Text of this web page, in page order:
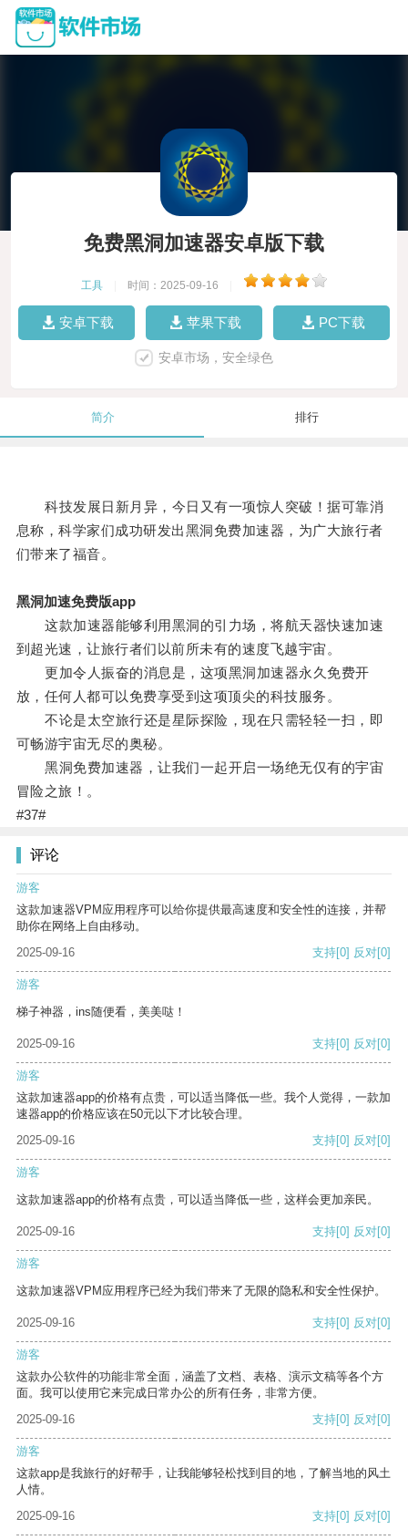
免费黑洞加速器安卓版下载
工具 时间：2025-09-16
安卓下载 苹果下载 PC下载
安卓市场，安全绿色
简介 排行
科技发展日新月异，今日又有一项惊人突破！据可靠消
息称，科学家们成功研发出黑洞免费加速器，为广大旅行者
们带来了福音。
黑洞加速免费版app
这款加速器能够利用黑洞的引力场，将航天器快速加速
到超光速，让旅行者们以前所未有的速度飞越宇宙。
更加令人振奋的消息是，这项黑洞加速器永久免费开
放，任何人都可以免费享受到这项顶尖的科技服务。
不论是太空旅行还是星际探险，现在只需轻轻一扫，即
可畅游宇宙无尽的奥秘。
黑洞免费加速器，让我们一起开启一场绝无仅有的宇宙
冒险之旅！。
#37#
评论
游客
这款加速器VPM应用程序可以给你提供最高速度和安全性的连接，并帮
助你在网络上自由移动。
2025-09-16
支持[0] 反对[0]
游客
梯子神器，ins随便看，美美哒！
2025-09-16 支持[0] 反对[0]
游客
这款加速器app的价格有点贵，可以适当降低一些。我个人觉得，一款加
速器app的价格应该在50元以下才比较合理。
2025-09-16
支持[0] 反对[0]
游客
这款加速器app的价格有点贵，可以适当降低一些，这样会更加亲民。
2025-09-16 支持[0] 反对[0]
游客
这款加速器VPM应用程序已经为我们带来了无限的隐私和安全性保护。
2025-09-16 支持[0] 反对[0]
游客
这款办公软件的功能非常全面，涵盖了文档、表格、演示文稿等各个方
面。我可以使用它来完成日常办公的所有任务，非常方便。
2025-09-16
支持[0] 反对[0]
游客
这款app是我旅行的好帮手，让我能够轻松找到目的地，了解当地的风土
人情。
2025-09-16
支持[0] 反对[0]